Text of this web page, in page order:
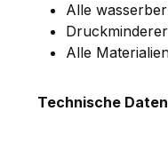
Alle
Alle
Technische